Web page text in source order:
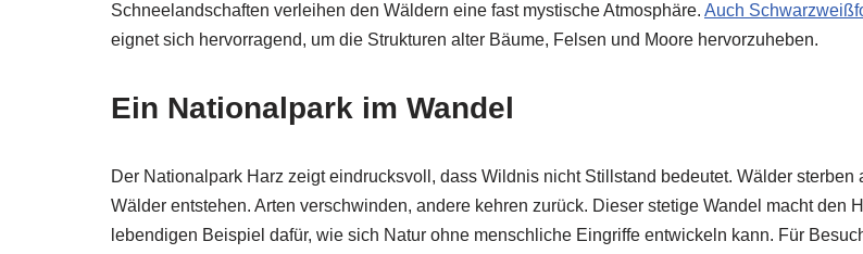
Schneelandschaften verleihen den Wäldern eine fast mystische Atmosphäre. Auch
eignet sich hervorragend, um die Strukturen alter Bäume, Felsen und Moore hervorzuheben.
Ein Nationalpark im Wandel
Der Nationalpark Harz zeigt eindrucksvoll, dass Wildnis nicht Stillstand bedeutet. Wälder sterben
Wälder entstehen. Arten verschwinden, andere kehren zurück. Dieser stetige Wandel macht den
lebendigen Beispiel dafür, wie sich Natur ohne menschliche Eingriffe entwickeln kann. Für